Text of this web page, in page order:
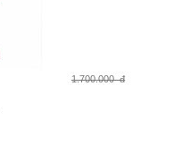
1.700.000 đ